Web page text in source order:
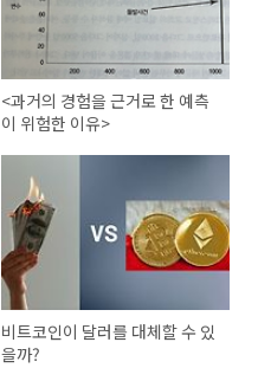
<과거의 경험을 근거로 한 예측
이 위험한 이유>
비트코인이 달러를 대체할 수 있
을까?